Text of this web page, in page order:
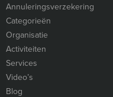
Annuleringsverzekering
Categorieën
Organisatie
Activiteiten
Services
Video’s
Blog